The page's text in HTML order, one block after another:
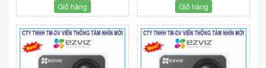
Giỏ hàng Giỏ hàng